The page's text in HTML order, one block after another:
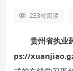
233次阅读
贵州省执业
ps://